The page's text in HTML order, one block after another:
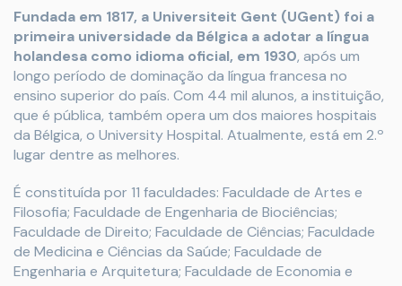
Fundada em 1817, a Universiteit Gent (UGent) foi a
primeira universidade da Bélgica a adotar a língua
holandesa como idioma oficial, em 1930, após um
longo período de dominação da língua francesa no
ensino superior do país. Com 44 mil alunos, a instituição,
que é pública, também opera um dos maiores hospitais
da Bélgica, o University Hospital. Atualmente, está em 2.º
lugar dentre as melhores.
É constituída por 11 faculdades: Faculdade de Artes e
Filosofia; Faculdade de Engenharia de Biociências;
Faculdade de Direito; Faculdade de Ciências; Faculdade
de Medicina e Ciências da Saúde; Faculdade de
Engenharia e Arquitetura; Faculdade de Economia e